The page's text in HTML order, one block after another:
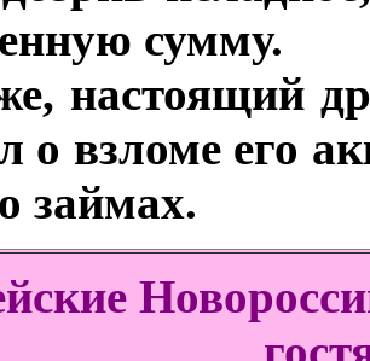
сумму.
настоящий
о взломе его
займах.